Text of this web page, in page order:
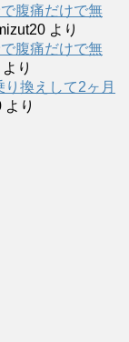
腹痛だけで無
より
腹痛だけで無
より
換えして2ヶ月
より